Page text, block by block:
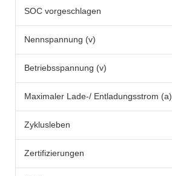
SOC vorgeschlagen
Nennspannung (v)
Betriebsspannung (v)
Maximaler Lade-/ Entladungsstrom (a)
Zyklusleben
Zertifizierungen